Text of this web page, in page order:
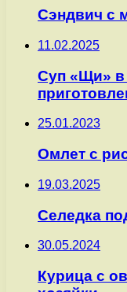
Сэндвич с
11.02.2025
Суп «Щи» в
25.01.2023
Омлет с
19.03.2025
Селедка
30.05.2024
Курица с